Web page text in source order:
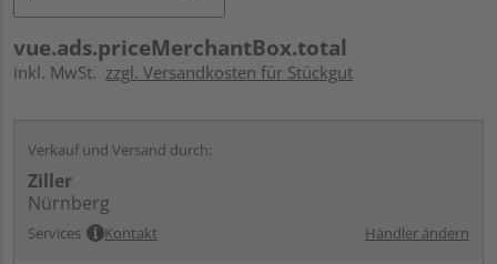
vue.ads.priceMerchantBox.total
inkl. MwSt. zzgl. Versandkosten für Stückgut
Verkauf und Versand durch:
Ziller
Nürnberg
Services Kontakt Händler ändern